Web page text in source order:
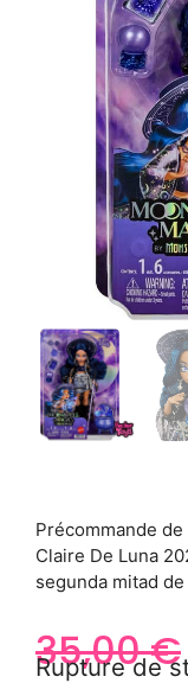
Précommande
Claire De Luna
segunda mitad de
35,00€
Rupture de